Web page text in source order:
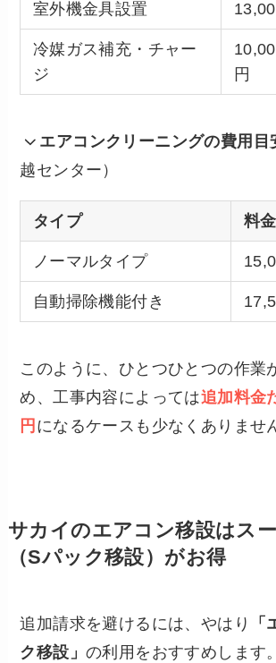
室外機金具設置
冷媒ガス補充・チャー
ジ
円
エアコンクリーニングの費用目
越センター）
タイプ 料
ノーマルタイプ
自動掃除機能付き
このように、ひとつひとつの作業
め、工事内容によっては追加料金
円 になるケースも少なくありませ
サカイのエアコン移設はス
（Sパック移設）がお得
追加請求を避けるには、やはり
ク移設」の利用をおすすめします。